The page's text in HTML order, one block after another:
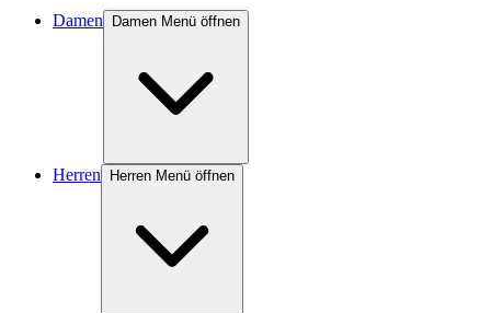
Damen Damen Menü öffnen
Herren Herren Menü öffnen